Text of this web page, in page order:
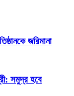
জরিমানা
সমুদ্র হবে